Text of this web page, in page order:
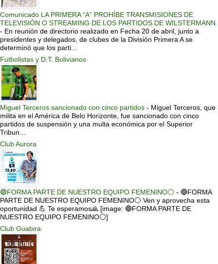
Comunicado LA PRIMERA “A” PROHÍBE TRANSMISIONES DE
TELEVISIÓN O STREAMING DE LOS PARTIDOS DE WILSTERMANN
- En reunión de directorio realizado en Fecha 20 de abril, junto a
presidentes y delegados, de clubes de la División Primera A se
determinó que los parti...
Futbolistas y D.T. Bolivianos
Miguel Terceros sancionado con cinco partidos - Miguel Terceros, que
milita en el América de Belo Horizonte, fue sancionado con cinco
partidos de suspensión y una multa económica por el Superior
Tribun...
Club Aurora
🔵FORMA PARTE DE NUESTRO EQUIPO FEMENINO⚪ - 🔵FORMA
PARTE DE NUESTRO EQUIPO FEMENINO⚪ Ven y aprovecha esta
oportunidad 💪 Te esperamos🙏 [image: 🔵FORMA PARTE DE
NUESTRO EQUIPO FEMENINO⚪]
Club Guabira